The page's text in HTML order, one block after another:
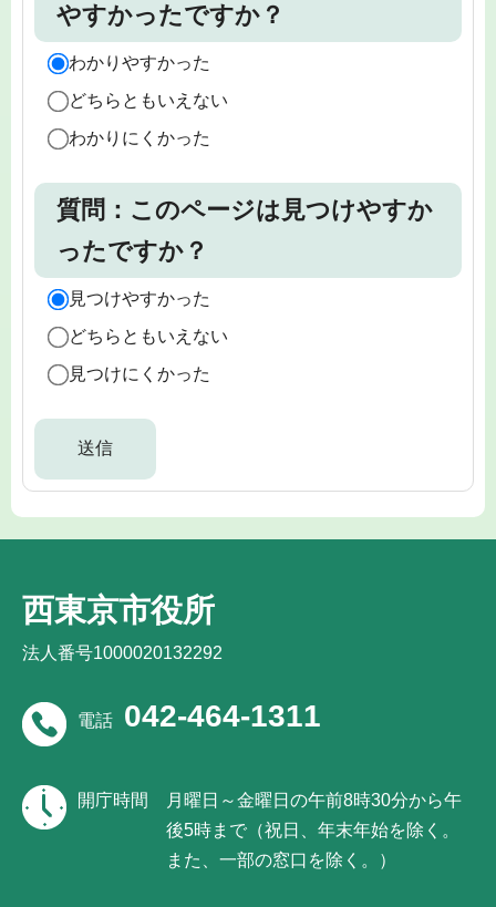
やすかったですか？
わかりやすかった
どちらともいえない
わかりにくかった
質問：このページは見つけやすか
ったですか？
見つけやすかった
どちらともいえない
見つけにくかった
西東京市役所
法人番号1000020132292
電話 042-464-1311
開庁時間
月曜日～金曜日の午前8時30分から午
後5時まで（祝日、年末年始を除く。
また、一部の窓口を除く。）